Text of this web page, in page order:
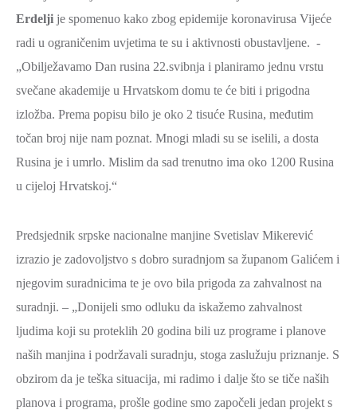
Erdelji je spomenuo kako zbog epidemije koronavirusa Vijeće
radi u ograničenim uvjetima te su i aktivnosti obustavljene. -
„Obilježavamo Dan rusina 22.svibnja i planiramo jednu vrstu
svečane akademije u Hrvatskom domu te će biti i prigodna
izložba. Prema popisu bilo je oko 2 tisuće Rusina, međutim
točan broj nije nam poznat. Mnogi mladi su se iselili, a dosta
Rusina je i umrlo. Mislim da sad trenutno ima oko 1200 Rusina
u cijeloj Hrvatskoj.“
Predsjednik srpske nacionalne manjine Svetislav Mikerević
izrazio je zadovoljstvo s dobro suradnjom sa županom Galićem i
njegovim suradnicima te je ovo bila prigoda za zahvalnost na
suradnji. – „Donijeli smo odluku da iskažemo zahvalnost
ljudima koji su proteklih 20 godina bili uz programe i planove
naših manjina i podržavali suradnju, stoga zaslužuju priznanje. S
obzirom da je teška situacija, mi radimo i dalje što se tiče naših
planova i programa, prošle godine smo započeli jedan projekt s